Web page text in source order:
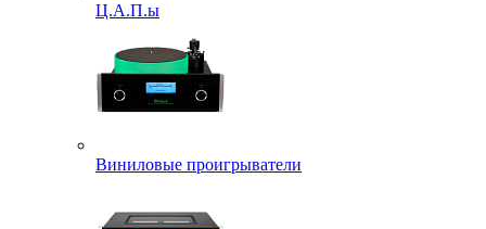
Ц.А.П.ы
Виниловые проигрыватели